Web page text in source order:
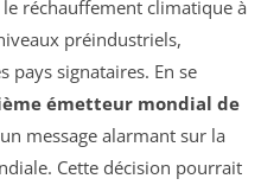
réchauffement climatique à
préindustriels,
signataires. En se
émetteur mondial de
message alarmant sur la
Cette décision pourrait